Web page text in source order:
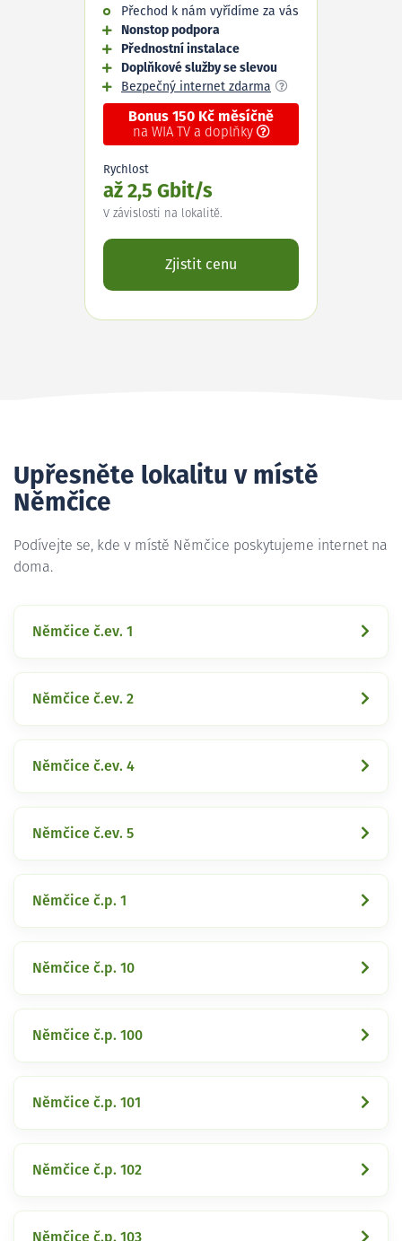
Přechod k nám vyřídíme za vás
Nonstop podpora
Přednostní instalace
Doplňkové služby se slevou
Bezpečný internet zdarma
Bonus 150 Kč měsíčně
na WIA TV a doplňky
Rychlost
až 2,5 Gbit/s
V závislosti na lokalitě.
Zjistit cenu
Upřesněte lokalitu v místě
Němčice
Podívejte se, kde v místě Němčice poskytujeme internet na
doma.
Němčice č.ev. 1
Němčice č.ev. 2
Němčice č.ev. 4
Němčice č.ev. 5
Němčice č.p. 1
Němčice č.p. 10
Němčice č.p. 100
Němčice č.p. 101
Němčice č.p. 102
Němčice č.p. 103